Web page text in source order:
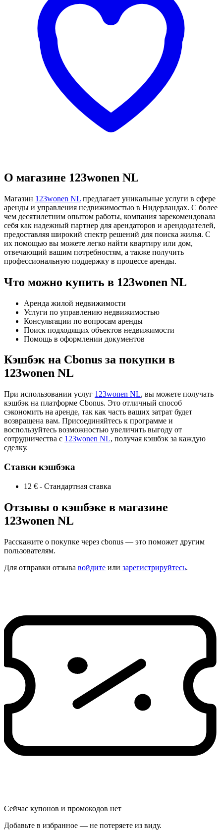
О магазине 123wonen NL
Магазин 123wonen NL предлагает уникальные услуги в сфере
аренды и управления недвижимостью в Нидерландах. С более
чем десятилетним опытом работы, компания зарекомендовала
себя как надежный партнер для арендаторов и арендодателей,
предоставляя широкий спектр решений для поиска жилья. С
их помощью вы можете легко найти квартиру или дом,
отвечающий вашим потребностям, а также получить
профессиональную поддержку в процессе аренды.
Что можно купить в 123wonen NL
Аренда жилой недвижимости
Услуги по управлению недвижимостью
Консультации по вопросам аренды
Поиск подходящих объектов недвижимости
Помощь в оформлении документов
Кэшбэк на Cbonus за покупки в
123wonen NL
При использовании услуг 123wonen NL, вы можете получать
кэшбэк на платформе Cbonus. Это отличный способ
сэкономить на аренде, так как часть ваших затрат будет
возвращена вам. Присоединяйтесь к программе и
воспользуйтесь возможностью увеличить выгоду от
сотрудничества с 123wonen NL, получая кэшбэк за каждую
сделку.
Ставки кэшбэка
12 € - Стандартная ставка
Отзывы о кэшбэке в магазине
123wonen NL
Расскажите о покупке через cbonus — это поможет другим
пользователям.
Для отправки отзыва войдите или зарегистрируйтесь.
Сейчас купонов и промокодов нет
Добавьте в избранное — не потеряете из виду.